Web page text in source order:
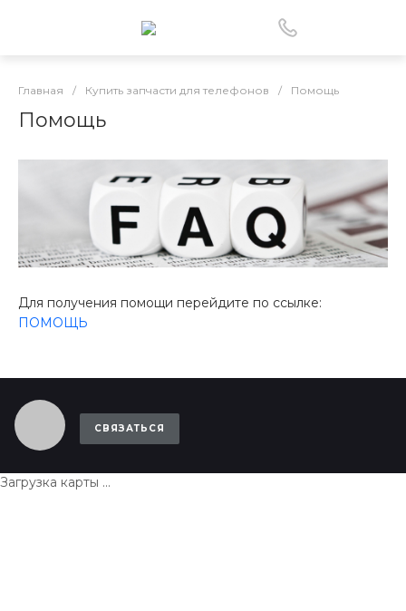
Главная / Купить запчасти для телефонов / Помощь
Помощь
Для получения помощи перейдите по ссылке:
ПОМОЩЬ
СВЯЗАТЬСЯ
Загрузка карты ...